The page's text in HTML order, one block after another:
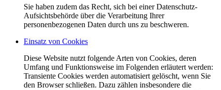
Sie haben zudem das Recht, sich bei einer Datenschutz-
Aufsichtsbehörde über die Verarbeitung Ihrer
personenbezogenen Daten durch uns zu beschweren.
Einsatz von Cookies
Diese Website nutzt folgende Arten von Cookies, deren
Umfang und Funktionsweise im Folgenden erläutert werden:
Transiente Cookies werden automatisiert gelöscht, wenn Sie
den Browser schließen. Dazu zählen insbesondere die